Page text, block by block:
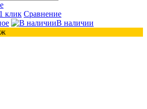
клик Сравнение
В наличии